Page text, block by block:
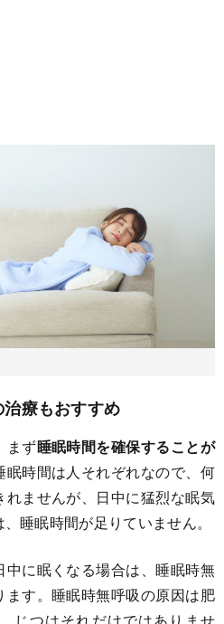
療もおすすめ
まず睡眠時間を確保することが
眠時間は人それぞれなので、何
ませんが、日中に猛烈な眠気
睡眠時間が足りていません。
中に眠くなる場合は、睡眠時無
す。睡眠時無呼吸の原因は肥
じつはそれだけではありませ